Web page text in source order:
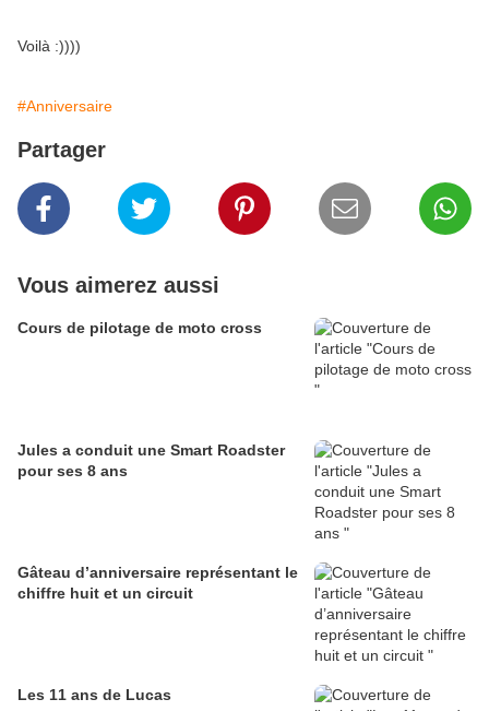
Voilà :))))
#Anniversaire
Partager
Vous aimerez aussi
Cours de pilotage de moto cross
Jules a conduit une Smart Roadster
pour ses 8 ans
Gâteau d’anniversaire représentant le
chiffre huit et un circuit
Les 11 ans de Lucas